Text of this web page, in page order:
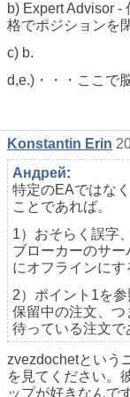
b) Expert Advisor -
格でポジションを
c) b.
d,e.)・・・ここで
Konstantin Erin
Андрей:
特定のEAではな
ことであれば。
1）おそらく誤字
ブローカーのサ
にオフラインにす
2）ポイント1を
保留中の注文 、
待っている注文で
zvezdochetという
を見てください。
ップが好きなんで